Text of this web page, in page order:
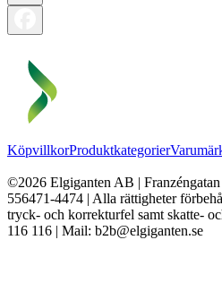
KöpvillkorProduktkategorier
©2026 Elgiganten AB |
556471-4474 | Alla rättigheter
tryck- och korrekturfel samt skatte-
116 116 | Mail: b2b@elgiganten.se